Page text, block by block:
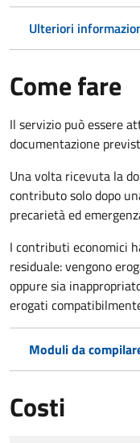
Ulteriori
Come fare
Il servizio può essere
documentazione
Una volta ricevuta la
contributo solo dopo
precarietà ed
I contributi economici
residuale: vengono
oppure sia
erogati
Moduli da
Costi